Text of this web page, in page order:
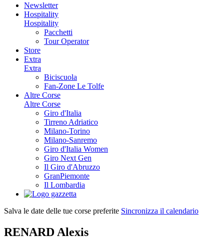
Newsletter
Hospitality
Hospitality
Pacchetti
Tour Operator
Store
Extra
Extra
Biciscuola
Fan-Zone Le Tolfe
Altre Corse
Altre Corse
Giro d'Italia
Tirreno Adriatico
Milano-Torino
Milano-Sanremo
Giro d'Italia Women
Giro Next Gen
Il Giro d'Abruzzo
GranPiemonte
Il Lombardia
Salva le date delle tue corse preferite Sincronizza il calendario
RENARD Alexis